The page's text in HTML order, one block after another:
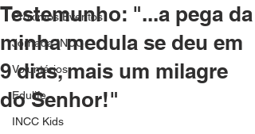
Próximos Eventos
Jornada INCC
Voluntários
Edulife
INCC Kids
Testemunho: "...a pega da
minha medula se deu em
9 dias, mais um milagre
do Senhor!"